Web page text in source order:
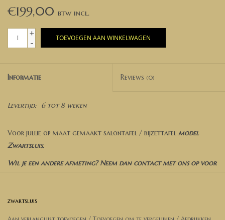
€199,00
+
-
TOEVOEGEN AAN WINKELWAGEN
Informatie Reviews (0)
Levertijd: 6 tot 8 weken
Voor jullie op maat gemaakt salontafel / bijzettafel model
Zwartsluis.
Wil je een andere afmeting? Neem dan contact met ons op voor
ons kleuren pallet), neem dan contact met ons op.
zwartsluis